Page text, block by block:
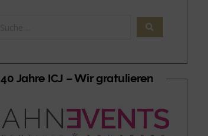
40 Jahre ICJ – Wir gratulieren